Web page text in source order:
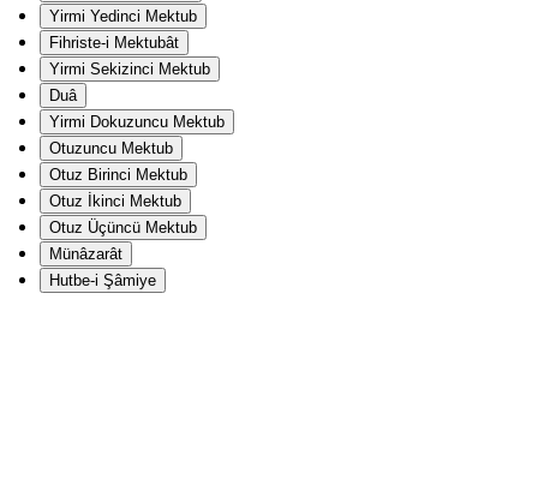
Yirmi Yedinci Mektub
Fihriste-i Mektubât
Yirmi Sekizinci Mektub
Duâ
Yirmi Dokuzuncu Mektub
Otuzuncu Mektub
Otuz Birinci Mektub
Otuz İkinci Mektub
Otuz Üçüncü Mektub
Münâzarât
Hutbe-i Şâmiye